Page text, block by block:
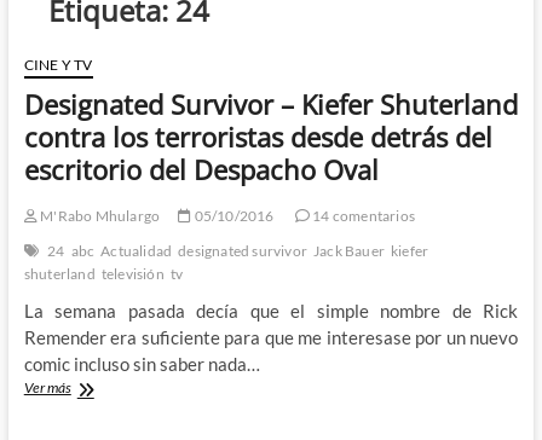
Etiqueta: 24
CINE Y TV
Designated Survivor – Kiefer Shuterland
contra los terroristas desde detrás del
escritorio del Despacho Oval
M'Rabo Mhulargo 05/10/2016
14 comentarios
24 abc Actualidad designated survivor Jack Bauer kiefer
shuterland televisión tv
La semana pasada decía que el simple nombre de Rick
Remender era suficiente para que me interesase por un nuevo
comic incluso sin saber nada…
Ver másDesignated